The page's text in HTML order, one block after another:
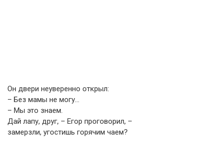
Он двери неуверенно открыл:
– Без мамы не могу…
– Мы это знаем.
Дай лапу, друг, – Егор проговорил, –
замерзли, угостишь горячим чаем?